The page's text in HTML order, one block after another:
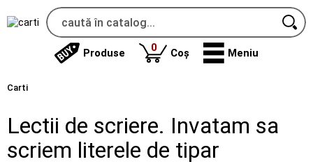
Produse 0produse
Coș Meniu
Carti
Lectii de scriere. Invatam sa
scriem literele de tipar